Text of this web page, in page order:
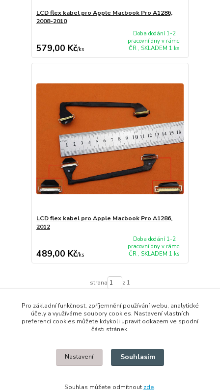
LCD flex kabel pro Apple Macbook Pro A1286,
2008-2010
579,00 Kč/ks
Doba dodání 1-2
pracovní dny v rámci
ČR , SKLADEM 1 ks
LCD flex kabel pro Apple Macbook Pro A1286,
2012
489,00 Kč/ks
Doba dodání 1-2
pracovní dny v rámci
ČR , SKLADEM 1 ks
strana z 1
© 2014 - 2025 Díly pro notebooky
Upravit sběr cookies.
Pro základní funkčnost, zpříjemnění používání webu, analytické
účely a využíváme soubory cookies. Nastavení vlastních
preferencí cookies můžete kdykoli upravit odkazem ve spodní
části stránek.
Nastavení Souhlasím
Souhlas můžete odmítnout zde.